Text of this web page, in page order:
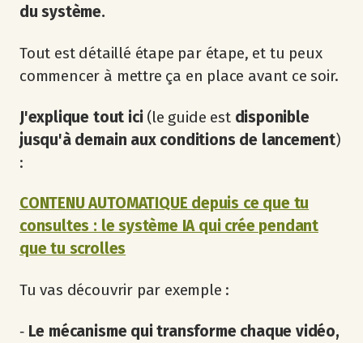
du système.
Tout est détaillé étape par étape, et tu peux
commencer à mettre ça en place avant ce soir.
J'explique tout ici (le guide est disponible
jusqu'à demain aux conditions de lancement)
:
CONTENU AUTOMATIQUE depuis ce que tu
consultes : le système IA qui crée pendant
que tu scrolles
Tu vas découvrir par exemple :
‐ Le mécanisme qui transforme chaque vidéo,